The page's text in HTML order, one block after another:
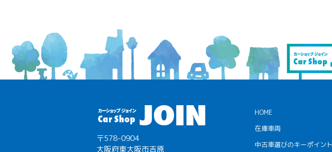
〒578-0904
大阪府東大阪市吉原
HOME
在庫車両
中古車選びのキーポイント